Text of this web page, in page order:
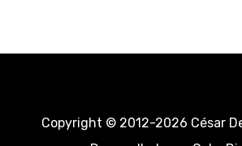
Copyright © 2012-2026 César